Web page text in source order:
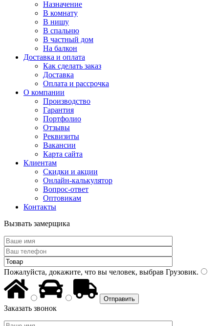
Назначение
В комнату
В нишу
В спальню
В частный дом
На балкон
Доставка и оплата
Как сделать заказ
Доставка
Оплата и рассрочка
О компании
Производство
Гарантия
Портфолио
Отзывы
Реквизиты
Вакансии
Карта сайта
Клиентам
Скидки и акции
Онлайн-калькулятор
Вопрос-ответ
Оптовикам
Контакты
Вызвать замерщика
Пожалуйста, докажите, что вы человек, выбрав Грузовик.
Заказать звонок